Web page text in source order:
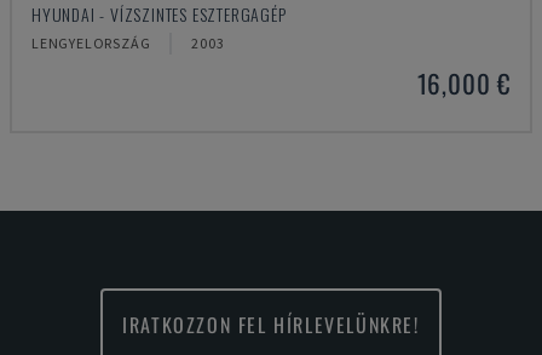
HYUNDAI - VÍZSZINTES ESZTERGAGÉP
LENGYELORSZÁG 2003
16,000 €
IRATKOZZON FEL HÍRLEVELÜNKRE!